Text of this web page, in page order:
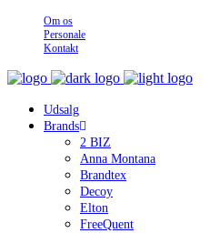
Om os
Personale
Kontakt
Udsalg
Brands
2 BIZ
Anna Montana
Brandtex
Decoy
Elton
FreeQuent